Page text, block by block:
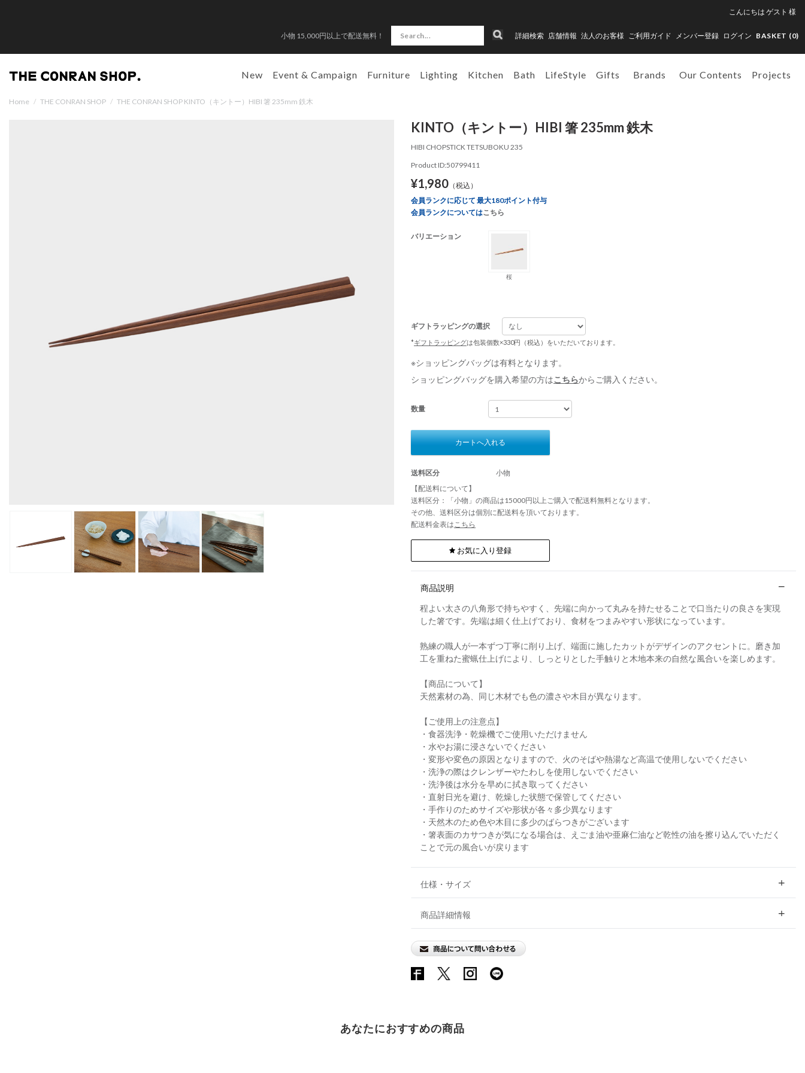
こんにちは ゲスト 様
小物 15,000円以上で配送無料！ 詳細検索 店舗情報 法人のお客様 ご利用ガイド メンバー登録 ログイン BASKET (0)
New Event & Campaign Furniture Lighting Kitchen Bath LifeStyle Gifts Brands Our Contents Projects
Home / THE CONRAN SHOP / THE CONRAN SHOP KINTO（キントー）HIBI 箸 235mm 鉄木
KINTO（キントー）HIBI 箸 235mm 鉄木
HIBI CHOPSTICK TETSUBOKU 235
Product ID:50799411
¥1,980（税込）
会員ランクに応じて 最大180ポイント付与
会員ランクについてはこちら
バリエーション
桜
ギフトラッピングの選択
*ギフトラッピングは包装個数×330円（税込）をいただいております。
※ショッピングバッグは有料となります。
ショッピングバッグを購入希望の方はこちらからご購入ください。
数量
カートへ入れる
送料区分
小物
【配送料について】
送料区分：「小物」の商品は15000円以上ご購入で配送料無料となります。
その他、送料区分は個別に配送料を頂いております。
配送料金表はこちら
お気に入り登録
商品説明
程よい太さの八角形で持ちやすく、先端に向かって丸みを持たせることで口当たりの良さを実現
した箸です。先端は細く仕上げており、食材をつまみやすい形状になっています。
熟練の職人が一本ずつ丁寧に削り上げ、端面に施したカットがデザインのアクセントに。磨き加
工を重ねた蜜蝋仕上げにより、しっとりとした手触りと木地本来の自然な風合いを楽しめます。
【商品について】
天然素材の為、同じ木材でも色の濃さや木目が異なります。
【ご使用上の注意点】
・食器洗浄・乾燥機でご使用いただけません
・水やお湯に浸さないでください
・変形や変色の原因となりますので、火のそばや熱湯など高温で使用しないでください
・洗浄の際はクレンザーやたわしを使用しないでください
・洗浄後は水分を早めに拭き取ってください
・直射日光を避け、乾燥した状態で保管してください
・手作りのためサイズや形状が各々多少異なります
・天然木のため色や木目に多少のばらつきがございます
・箸表面のカサつきが気になる場合は、えごま油や亜麻仁油など乾性の油を擦り込んでいただく
ことで元の風合いが戻ります
仕様・サイズ
商品詳細情報
あなたにおすすめの商品